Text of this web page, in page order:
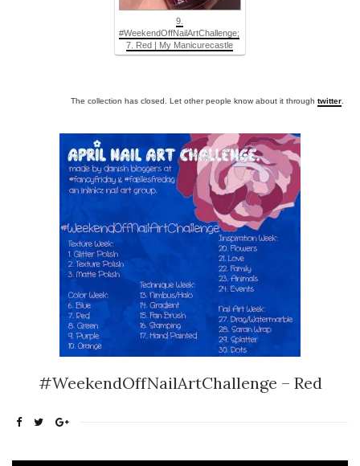
9.
#WeekendOffNailArtChallenge;
7. Red | My Manicurecastle
The collection has closed. Let other people know about it through twitter.
#WeekendOffNailArtChallenge – Red